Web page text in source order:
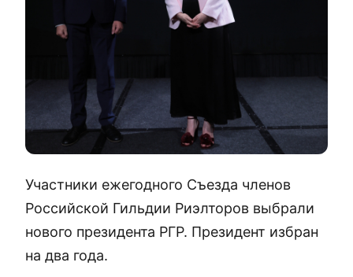
Участники ежегодного Съезда членов
Российской Гильдии Риэлторов выбрали
нового президента РГР. Президент избран
на два года.